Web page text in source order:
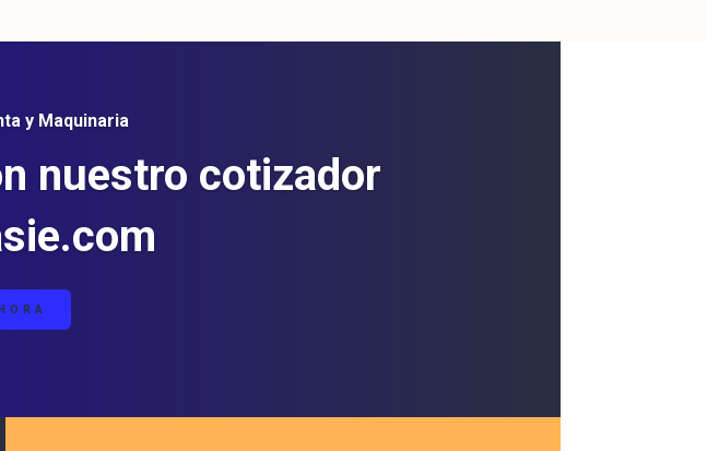
y Maquinaria
nuestro cotizador